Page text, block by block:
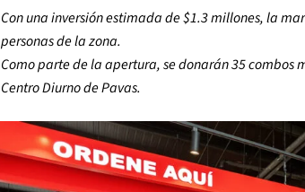
Con una inversión estimada de $1.3 millones, la
personas de la zona.
Como parte de la apertura, se donarán 35 combos
Centro Diurno de Pavas.